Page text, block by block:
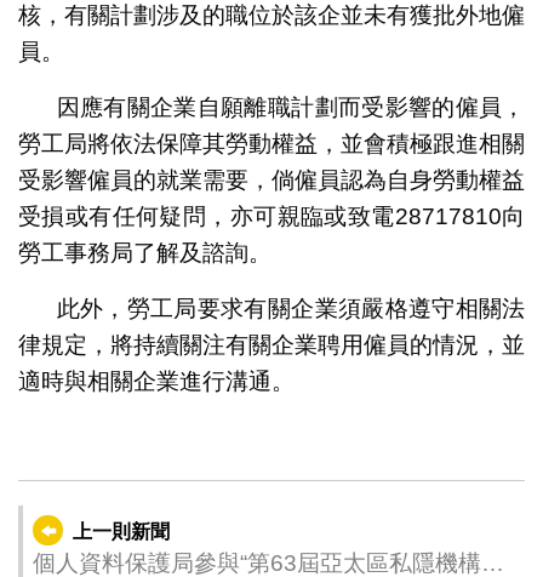
核，有關計劃涉及的職位於該企並未有獲批外地僱
員。
因應有關企業自願離職計劃而受影響的僱員，
勞工局將依法保障其勞動權益，並會積極跟進相關
受影響僱員的就業需要，倘僱員認為自身勞動權益
受損或有任何疑問，亦可親臨或致電28717810向
勞工事務局了解及諮詢。
此外，勞工局要求有關企業須嚴格遵守相關法
律規定，將持續關注有關企業聘用僱員的情況，並
適時與相關企業進行溝通。
上一則新聞
個人資料保護局參與“第63屆亞太區私隱機構組